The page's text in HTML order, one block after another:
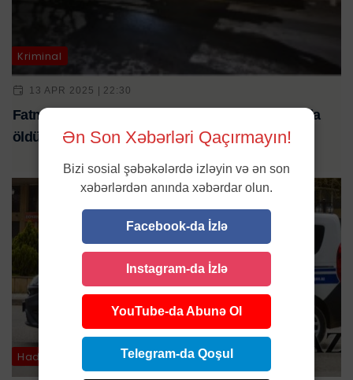
Kriminal
13 APR 2025 | 22:30
Fatmayıda Dəhşətli Qətl: 52 yaşlı kişi amansızlıqla
öldürüldü – FOTO
Hadisə
Ən Son Xəbərləri Qaçırmayın!
Bizi sosial şəbəkələrdə izləyin və ən son
xəbərlərdən anında xəbərdar olun.
Facebook-da İzlə
Instagram-da İzlə
YouTube-da Abunə Ol
Telegram-da Qoşul